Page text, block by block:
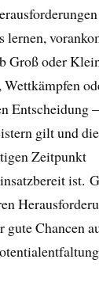
lernen,
Groß oder
Entscheidung
gilt und
Zeitpunkt
ist.
gute Chancen